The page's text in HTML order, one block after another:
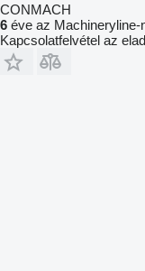
CONMACH
6 éve az Machineryline-
Kapcsolatfelvétel az